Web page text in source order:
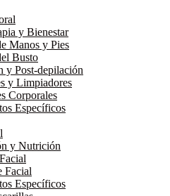
y Bienestar
Manos y Pies
Busto
y Post-depilación
y Limpiadores
Corporales
Específicos
y Nutrición
Facial
Específicos